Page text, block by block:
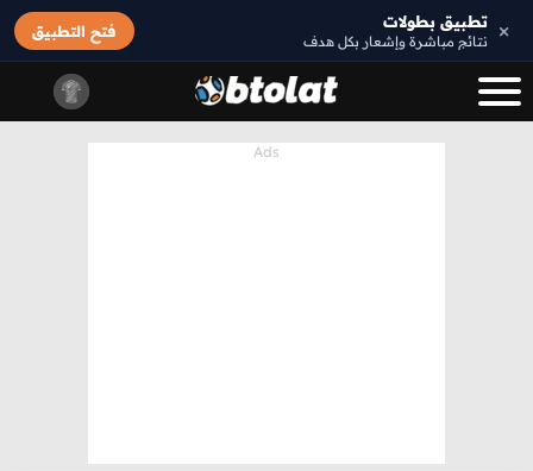
× تطبيق بطولات
نتائج مباشرة وإشعار بكل هدف
فتح التطبيق